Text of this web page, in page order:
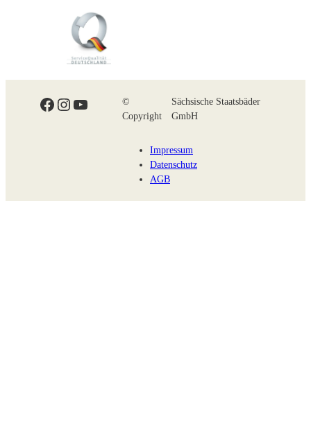
Facebook
Instagram
YouTube
©
Copyright
Sächsische Staatsbäder
GmbH
Impressum
Datenschutz
AGB